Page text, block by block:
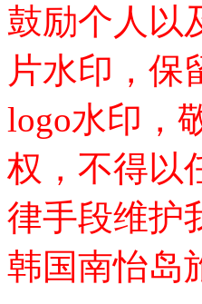
鼓励个人以
片水印，保
logo水印，
权，不得以
律手段维护
韩国南怡